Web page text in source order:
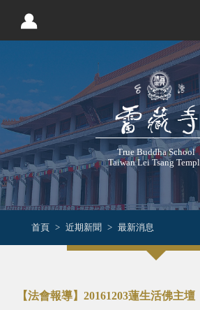
True Buddha School
Taiwan Lei Tsang
首頁 近期新聞 最新消息
【法會報導】20161203蓮生活佛主